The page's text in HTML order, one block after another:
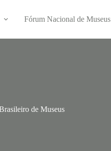
Fórum Nacional de Museus
de Museus